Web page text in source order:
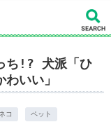
ち!? 犬派「ひ
いい」
ネコ ペット